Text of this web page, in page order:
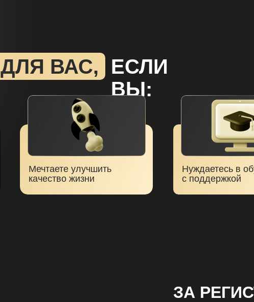
ЕСЛИ
ВЫ:
ДЛЯ ВАС,
Мечтаете улучшить
качество жизни
Нуждаетесь в
с поддержкой
ЗА